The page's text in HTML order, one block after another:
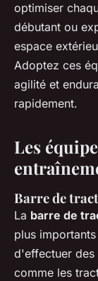
Eva•26 août
optimiser
débutant ou
espace
Adoptez ces
agilité et
rapidement.
Les
Barre de
La barre de
plus
d'effectuer des
comme les